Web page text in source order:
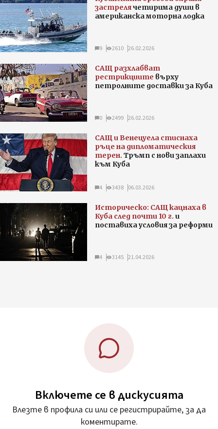
застрелячетирима души в
американска моторна лодка
9 2610 26.02.2026
САЩ разхлабват
рестрикциите върху
петролните доставки за Куба
0 2499 26.02.2026
САЩ и Венецуела стиснаха
ръце на дипломатическия
терен. Тръмп с нови заплахи
към Куба
4 3438 06.03.2026
Историческо: САЩ кацнаха в
Куба след почти 10 г. и
поставиха условия за реформи
4 3145 21.04.2026
Включете се в дискусията
Влезте в профила си или се регистрирайте, за да
коментирате.